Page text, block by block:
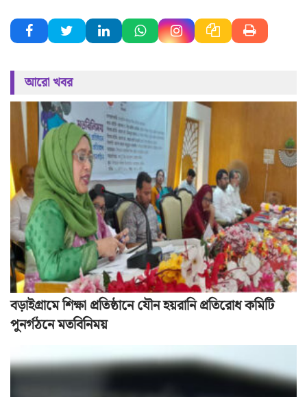
আরো খবর
বড়াইগ্রামে শিক্ষা প্রতিষ্ঠানে যৌন হয়রানি প্রতিরোধ কমিটি
পুনর্গঠনে মতবিনিময়